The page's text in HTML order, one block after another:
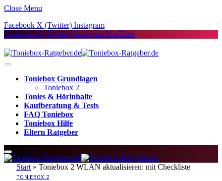
Close Menu
Facebook X (Twitter) Instagram
Facebook X (Twitter) InstagramYouTube
Toniebox Grundlagen
Toniebox 2
Tonies & Hörinhalte
Kaufberatung & Tests
FAQ Toniebox
Toniebox Hilfe
Eltern Ratgeber
Start » Toniebox 2 WLAN aktualisieren: mit Checkliste
TONIEBOX 2